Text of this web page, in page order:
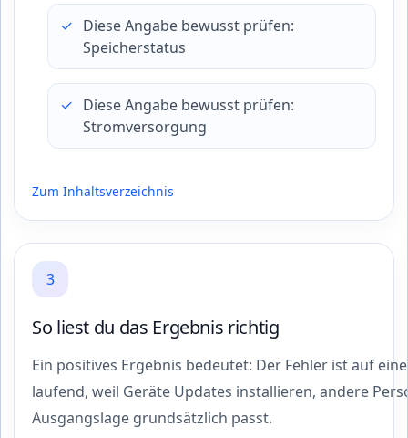
Diese Angabe bewusst prüfen:
Speicherstatus
Diese Angabe bewusst prüfen:
Stromversorgung
Zum Inhaltsverzeichnis
3
So liest du das Ergebnis richtig
Ein positives Ergebnis bedeutet: Der Fehler ist auf
laufend, weil Geräte Updates installieren, andere
Ausgangslage grundsätzlich passt.